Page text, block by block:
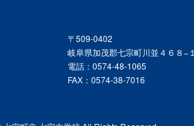
〒509-0402
岐阜県加茂郡七宗町川並４６８−１
電話：0574-48-1065
FAX：0574-38-7016